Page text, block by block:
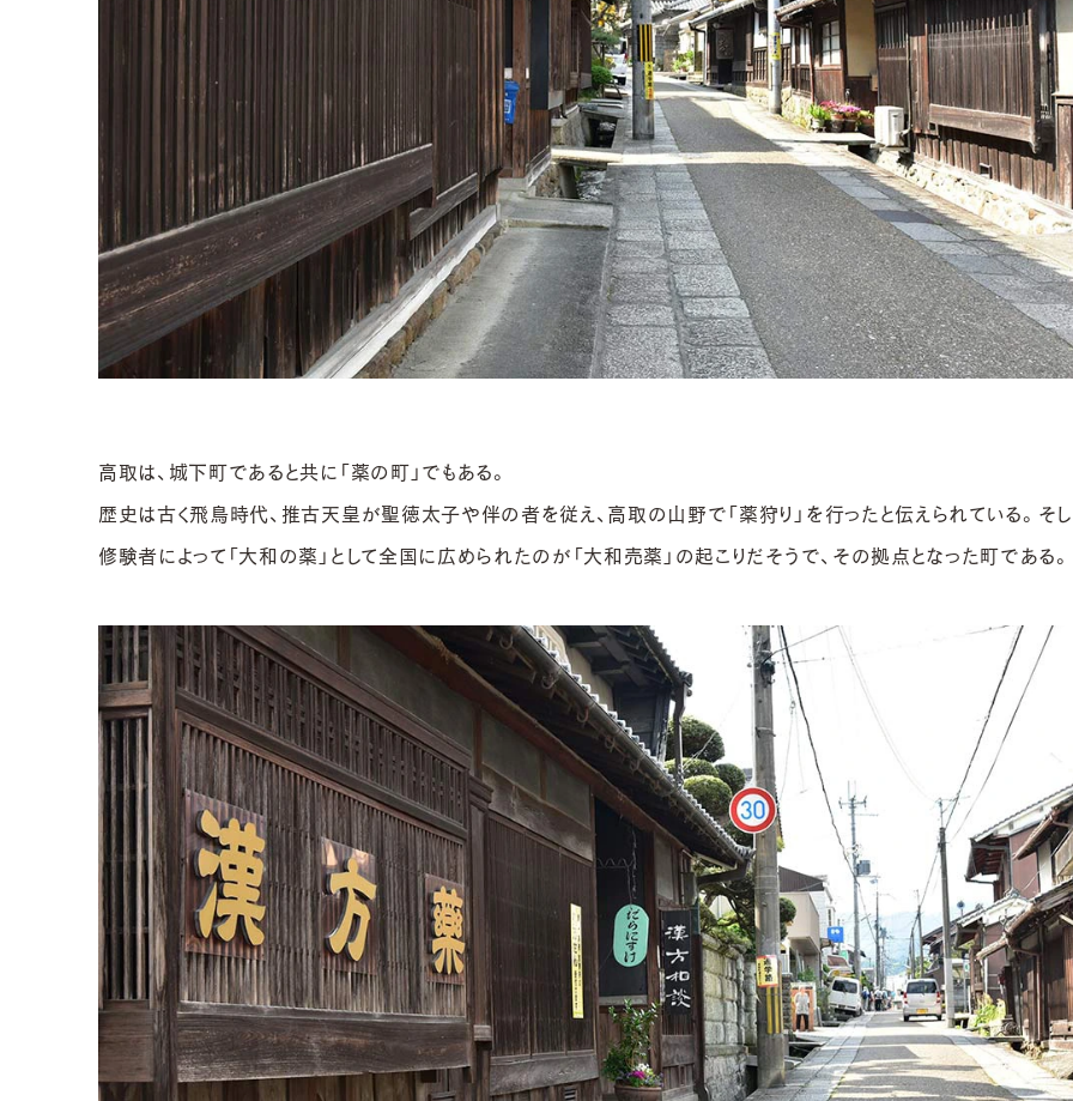
高取は、城下町であると共に「薬の町」でもある。
歴史は古く飛鳥時代、推古天皇が聖徳太子や伴の者を従え、高取の山野で「薬狩り」を行ったと伝えられている。そ
修験者によって「大和の薬」として全国に広められたのが「大和売薬」の起こりだそうで、その拠点となった町である。